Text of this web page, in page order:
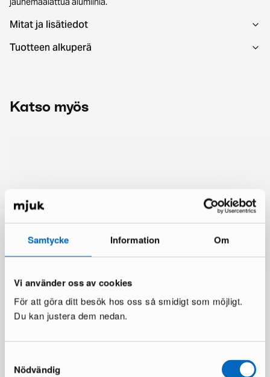
Samtycke Information Om
Vi använder oss av cookies
För att göra ditt besök hos oss så smidigt som möjligt.
Du kan justera dem nedan.
Nödvändig
Mitat ja lisätiedot
Tuotteen alkuperä
Katso myös